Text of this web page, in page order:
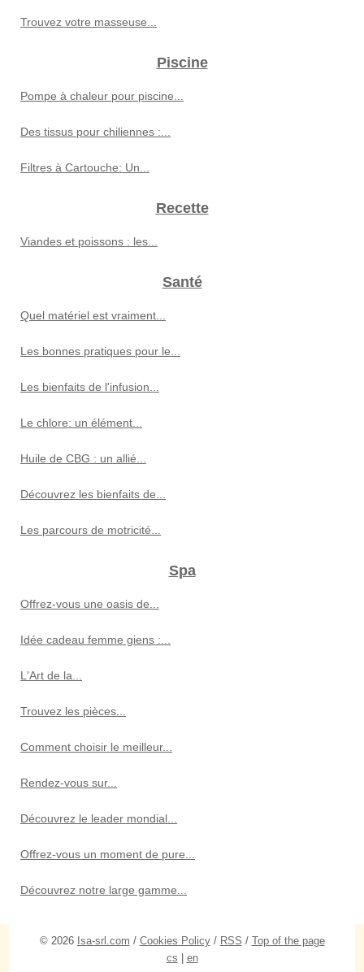
Trouvez votre masseuse...
Piscine
Pompe à chaleur pour piscine...
Des tissus pour chiliennes :...
Filtres à Cartouche: Un...
Recette
Viandes et poissons : les...
Santé
Quel matériel est vraiment...
Les bonnes pratiques pour le...
Les bienfaits de l'infusion...
Le chlore: un élément...
Huile de CBG : un allié...
Découvrez les bienfaits de...
Les parcours de motricité...
Spa
Offrez-vous une oasis de...
Idée cadeau femme giens :...
L'Art de la...
Trouvez les pièces...
Comment choisir le meilleur...
Rendez-vous sur...
Découvrez le leader mondial...
Offrez-vous un moment de pure...
Découvrez notre large gamme...
© 2026 Isa-srl.com / Cookies Policy/ RSS / Top of the page
cs
en